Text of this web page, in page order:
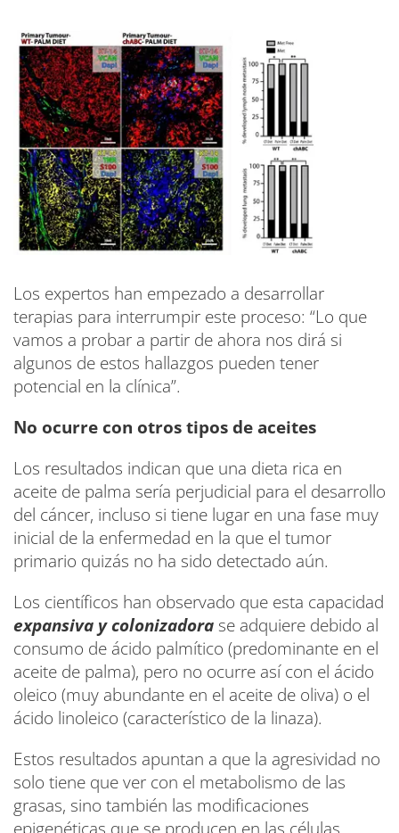
Los expertos han empezado a desarrollar
terapias para interrumpir este proceso: “Lo que
vamos a probar a partir de ahora nos dirá si
algunos de estos hallazgos pueden tener
potencial en la clínica”.
No ocurre con otros tipos de aceites
Los resultados indican que una dieta rica en
aceite de palma sería perjudicial para el desarrollo
del cáncer, incluso si tiene lugar en una fase muy
inicial de la enfermedad en la que el tumor
primario quizás no ha sido detectado aún.
Los científicos han observado que esta capacidad
expansiva y colonizadora se adquiere debido al
consumo de ácido palmítico (predominante en el
aceite de palma), pero no ocurre así con el ácido
oleico (muy abundante en el aceite de oliva) o el
ácido linoleico (característico de la linaza).
Estos resultados apuntan a que la agresividad no
solo tiene que ver con el metabolismo de las
grasas, sino también las modificaciones
epigenéticas que se producen en las células